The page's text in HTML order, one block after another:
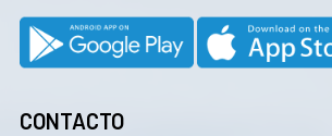
CONTACTO